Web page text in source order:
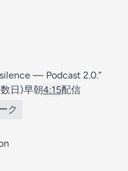
— Podcast 2.0.”
日)早朝4:15配信
ク